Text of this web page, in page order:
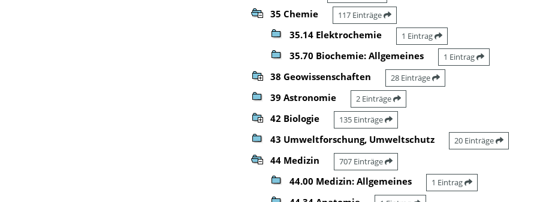
35 Chemie 117 Einträge
35.14 Elektrochemie 1 Eintrag
35.70 Biochemie: Allgemeines 1 Eintrag
38 Geowissenschaften 28 Einträge
39 Astronomie 2 Einträge
42 Biologie 135 Einträge
43 Umweltforschung, Umweltschutz 20 Einträge
44 Medizin 707 Einträge
44.00 Medizin: Allgemeines 1 Eintrag